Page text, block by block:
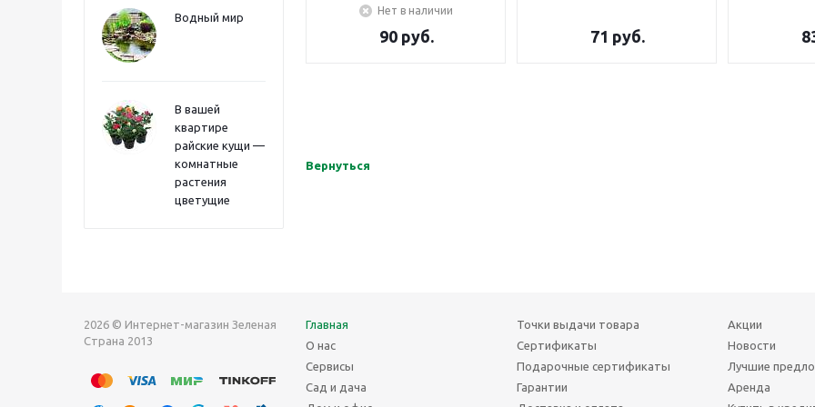
Водный мир
В вашей
квартире
райские кущи —
комнатные
растения
цветущие
Нет в наличии
90руб. 71 руб.
Вернуться
2026 © Интернет-магазин Зеленая
Страна 2013
Главная
О нас
Сервисы
Сад и дача
Точки выдачи товара
Сертификаты
Подарочные сертификаты
Гарантии
Акции
Новости
Лучшие
Аренда